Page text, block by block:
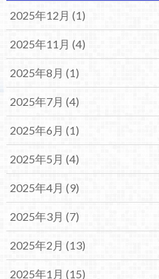
2025年12月 (1)
2025年11月 (4)
2025年8月 (1)
2025年7月 (4)
2025年6月 (1)
2025年5月 (4)
2025年4月 (9)
2025年3月 (7)
2025年2月 (13)
2025年1月 (15)